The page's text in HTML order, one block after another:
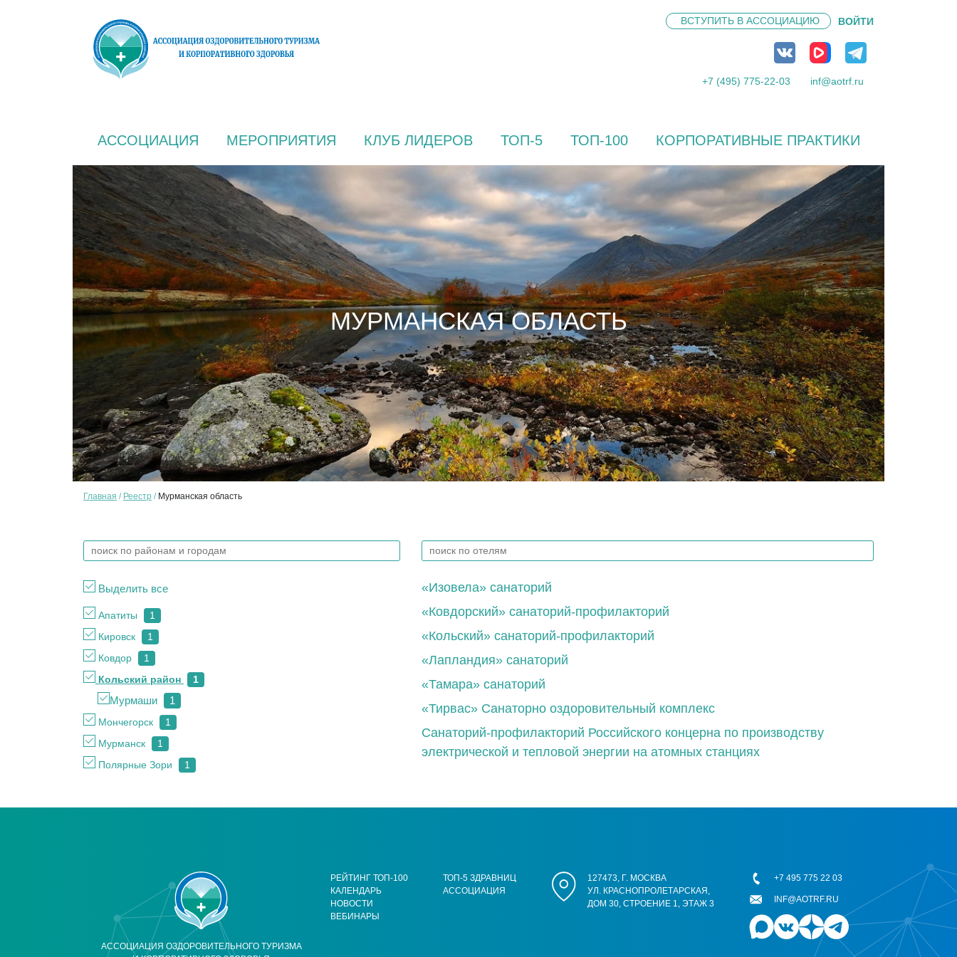
ВСТУПИТЬ В АССОЦИАЦИЮ ВОЙТИ
+7 (495) 775-22-03 inf@aotrf.ru
АССОЦИАЦИЯ МЕРОПРИЯТИЯ КЛУБ ЛИДЕРОВ ТОП-5 ТОП-100 КОРПОРАТИВНЫЕ ПРАКТИКИ
МУРМАНСКАЯ ОБЛАСТЬ
Главная Реестр Мурманская область
Выделить все
Апатиты
1
Кировск
1
Ковдор
1
Кольский район
1
Мурмаши 1
Мончегорск
1
Мурманск
1
Полярные Зори
1
«Изовела» санаторий
«Ковдорский» санаторий-профилакторий
«Кольский» санаторий-профилакторий
«Лапландия» санаторий
«Тамара» санаторий
«Тирвас» Санаторно оздоровительный комплекс
Санаторий-профилакторий Российского концерна по производству
электрической и тепловой энергии на атомных станциях
АССОЦИАЦИЯ ОЗДОРОВИТЕЛЬНОГО ТУРИЗМА
РЕЙТИНГ ТОП-100
КАЛЕНДАРЬ
НОВОСТИ
ВЕБИНАРЫ
ТОП-5 ЗДРАВНИЦ
АССОЦИАЦИЯ
127473, Г. МОСКВА
УЛ. КРАСНОПРОЛЕТАРСКАЯ,
ДОМ 30, СТРОЕНИЕ 1, ЭТАЖ 3
+7 495 775 22 03
INF@AOTRF.RU